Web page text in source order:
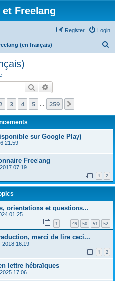
et Freelang
Login
Register
(en français)
Search
of 259
2 3 4 5 259
sur Google Play)
21:59
Freelang
07:19
1 2
orientations et questions...
01:25
1 … 49 50 51 52
merci de lire ceci...
2018 16:19
1 2
lettre hébraïques
17:06